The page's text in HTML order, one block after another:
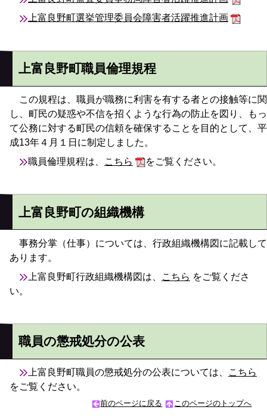
上富良野町選挙管理委員会障害者活躍推進計画
上富良野町職員倫理規程
この規程は、職員が職務に利害を有する者との接触等に関
し、町民の疑惑や不信を招くような行為の防止を図り、もっ
て公務に対する町民の信頼を確保することを目的として、平
成13年４月１日に制定しました。
職員倫理規程は、
こちら をご覧ください。
上富良野町の組織機構
事務分掌（仕事）については、行政組織機構図に記載して
あります。
上富良野町行政組織機構図は、
こちら をご覧くださ
い。
職員の懲戒処分の公表
上富良野町職員の懲戒処分の公表については、
こちら
をご覧ください。
前のページに戻る このページのトップへ